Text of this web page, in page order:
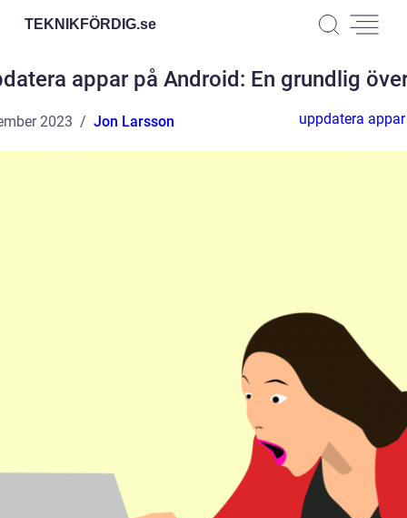
TEKNIKFÖRDIG.se
appar på Android: En grundlig
2023 Jon Larsson uppdatera